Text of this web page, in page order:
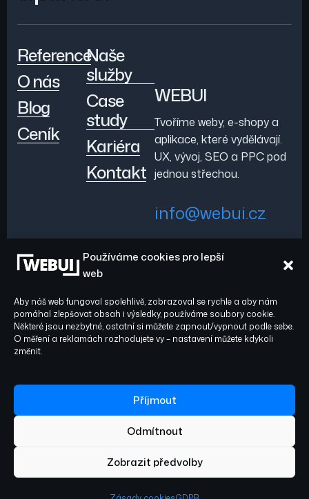
Používáme cookies pro lepší
web
Aby náš web fungoval spolehlivě, zobrazoval se rychle a aby nám
pomáhal zlepšovat obsah i výsledky, používáme soubory cookie.
Některé jsou nezbytné, ostatní si můžete zapnout/vypnout podle sebe.
O měření a reklamách rozhodujete vy – nastavení můžete kdykoli
změnit.
Příjmout
Odmítnout
Zobrazit předvolby
Reference
O nás
Blog
Ceník
Naše
služby
Case
study
Kariéra
Kontakt
WEBUI
Tvoříme weby, e-shopy a
aplikace, které vydělávají.
UX, vývoj, SEO a PPC pod
jednou střechou.
info@webui.cz
+420 778 029 782
© 2026 WEBUI. Všechna
Sledujte nás:
Obchodní podmínky